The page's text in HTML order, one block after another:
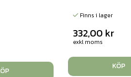
Finns i lager
332,00 kr
exkl moms
KÖP